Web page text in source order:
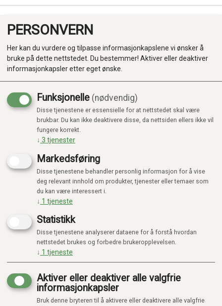
Produkter
Kategorier
PERSONVERN
Her kan du vurdere og tilpasse informasjonkapslene vi ønsker å
bruke på dette nettstedet. Du bestemmer! Aktiver eller deaktiver
informasjonkapsler etter eget ønske.
Funksjonelle (nødvendig)
Disse tjenestene er essensielle for at nettstedet skal være
brukbar. Du kan ikke deaktivere disse, da nettsiden ellers ikke vil
fungere korrekt.
↓ 3 tjenester
Markedsføring
Disse tjenestene behandler personlig informasjon for å vise
deg relevant innhold om produkter, tjenester eller temaer som
du kan være interessert i.
↓ 1 tjeneste
Statistikk
Disse tjenestene analyserer dataene for å forstå hvordan
nettstedet brukes og forbedre brukeropplevelsen.
↓ 1 tjeneste
Aktiver eller deaktiver alle valgfrie
informasjonkapsler
Bruk denne bryteren til å aktivere eller deaktivere alle valgfrie